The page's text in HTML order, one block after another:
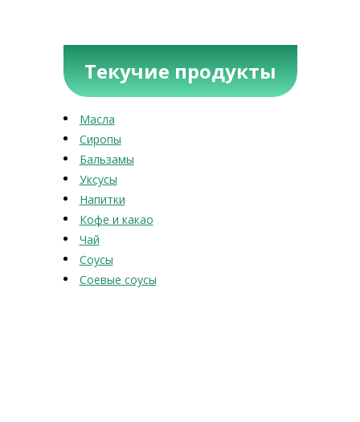
Текучие продукты
Масла
Сиропы
Бальзамы
Уксусы
Напитки
Кофе и какао
Чай
Соусы
Соевые соусы